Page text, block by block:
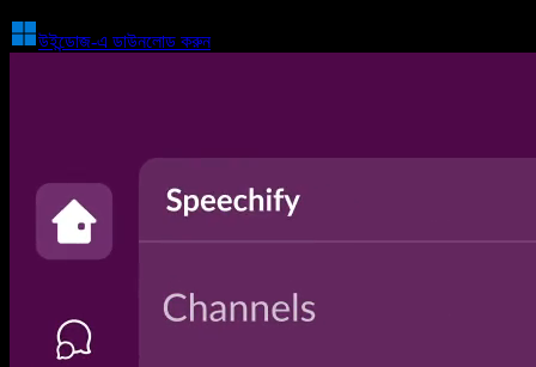
উইন্ডোজ-এ ডাউনলোড করুন